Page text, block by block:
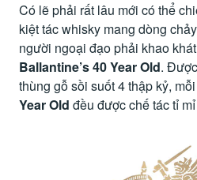
Có lẽ phải rất lâu mới có thể
kiệt tác whisky mang dòng
người ngoại đạo phải khao
Ballantine’s 40 Year Old.
thùng gỗ sồi suốt 4 thập kỷ,
Year Old đều được chế tác tỉ